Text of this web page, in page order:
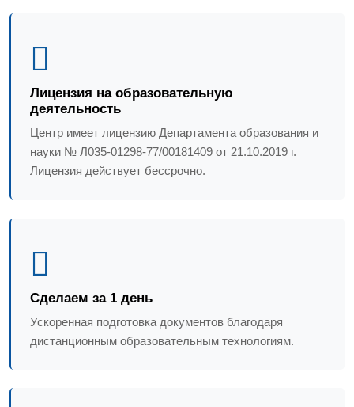
Лицензия на образовательную
деятельность
Центр имеет лицензию Департамента образования и
науки № Л035-01298-77/00181409 от 21.10.2019 г.
Лицензия действует бессрочно.
Сделаем за 1 день
Ускоренная подготовка документов благодаря
дистанционным образовательным технологиям.